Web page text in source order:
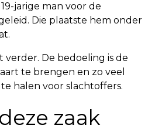
jarige man voor de
Die plaatste hem onder
De bedoeling is de
te brengen en zo veel
halen voor slachtoffers.
zaak